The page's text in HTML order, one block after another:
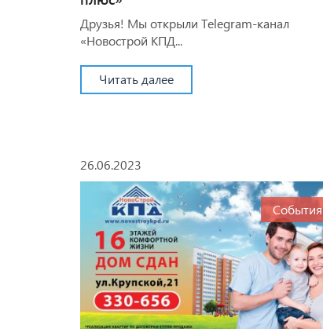
Друзья! Мы открыли Telegram-канал
«Новострой КПД...
Читать далее
26.06.2023
События